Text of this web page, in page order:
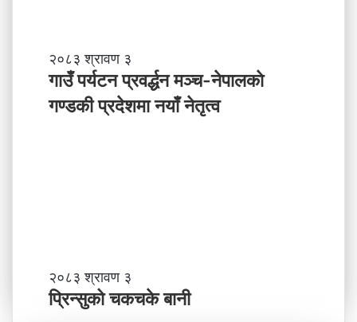
ब
के
ग
र्नु
गा
उँ
र्य
ने
पा
२०८३ श्रावण ३
गाउँ पर्यटन प्रवर्द्धन मञ्च-नेपालकाे
गण्डकी प्रदेशमा नयाँ नेतृत्व
प्रि
न्सु
को
२०८३ श्रावण ३
प्रिन्सुको चकचके बानी